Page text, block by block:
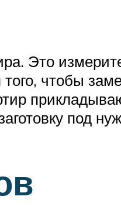
Это
чтобы
под